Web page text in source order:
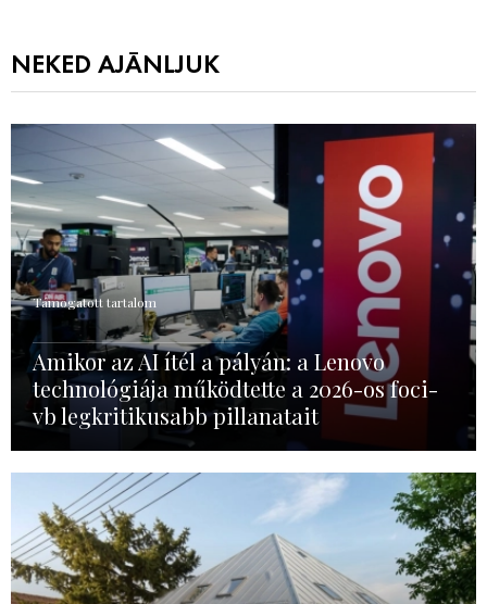
NEKED AJÁNLJUK
Támogatott tartalom
Amikor az AI ítél a pályán: a Lenovo
technológiája működtette a 2026-os foci-
vb legkritikusabb pillanatait